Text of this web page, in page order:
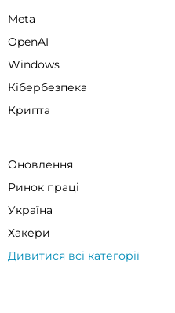
Meta
OpenAI
Windows
Кібербезпека
Крипта
Оновлення
Ринок праці
Україна
Хакери
Дивитися всі категорії